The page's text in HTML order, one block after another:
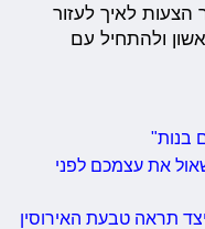
הצעות לאיך לעזור
ולהתחיל עם
בנות"
את עצמכם לפני
תראה טבעת האירוסין